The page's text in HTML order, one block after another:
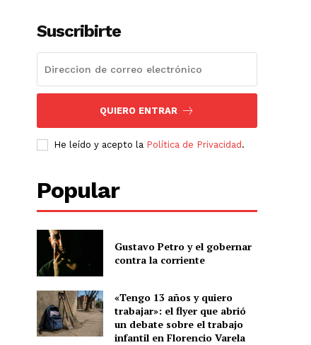
Suscribirte
QUIERO ENTRAR
He leído y acepto la Política de Privacidad .
Popular
Gustavo Petro y el gobernar
contra la corriente
«Tengo 13 años y quiero
trabajar»: el flyer que abrió
un debate sobre el trabajo
infantil en Florencio Varela